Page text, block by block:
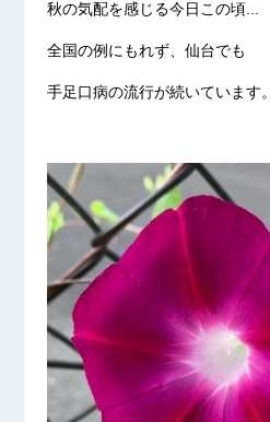
秋の気配を感じる今日この頃...
全国の例にもれず、仙台でも
手足口病の流行が続いています。